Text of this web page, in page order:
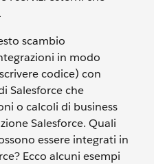
scambio
in modo
codice) con
Salesforce che
o calcoli di business
Salesforce. Quali
essere integrati in
Ecco alcuni esempi